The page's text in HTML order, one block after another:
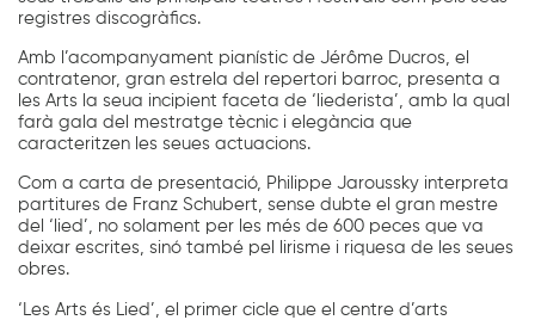
registres discogràfics.
Amb l’acompanyament pianístic de Jérôme Ducros, el
contratenor, gran estrela del repertori barroc, presenta a
les Arts la seua incipient faceta de ‘liederista’, amb la qual
farà gala del mestratge tècnic i elegància que
caracteritzen les seues actuacions.
Com a carta de presentació, Philippe Jaroussky interpreta
partitures de Franz Schubert, sense dubte el gran mestre
del ‘lied’, no solament per les més de 600 peces que va
deixar escrites, sinó també pel lirisme i riquesa de les seues
obres.
‘Les Arts és Lied’, el primer cicle que el centre d’arts